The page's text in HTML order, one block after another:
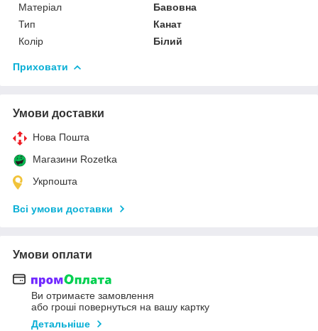
Матеріал
Бавовна
Тип
Канат
Колір
Білий
Приховати
Умови доставки
Нова Пошта
Магазини Rozetka
Укрпошта
Всі умови доставки
Умови оплати
Ви отримаєте замовлення
або гроші повернуться на вашу картку
Детальніше